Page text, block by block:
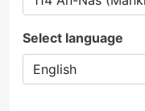
Select language